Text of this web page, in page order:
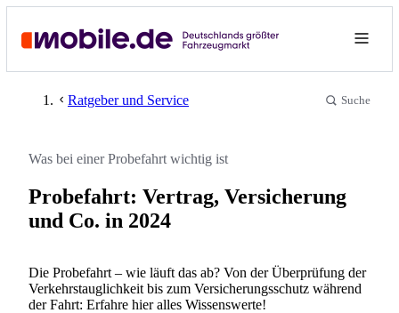
Ratgeber und Service Suche
Was bei einer Probefahrt wichtig ist
Probefahrt: Vertrag, Versicherung
und Co. in 2024
Die Probefahrt – wie läuft das ab? Von der Überprüfung der
Verkehrstauglichkeit bis zum Versicherungsschutz während
der Fahrt: Erfahre hier alles Wissenswerte!